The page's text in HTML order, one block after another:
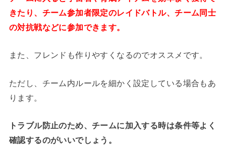
きたり、チーム参加者限定のレイドバトル、チーム同士
の対抗戦などに参加できます。
また、フレンドも作りやすくなるのでオススメです。
ただし、チーム内ルールを細かく設定している場合もあ
ります。
トラブル防止のため、チームに加入する時は条件等よく
確認するのがいいでしょう。